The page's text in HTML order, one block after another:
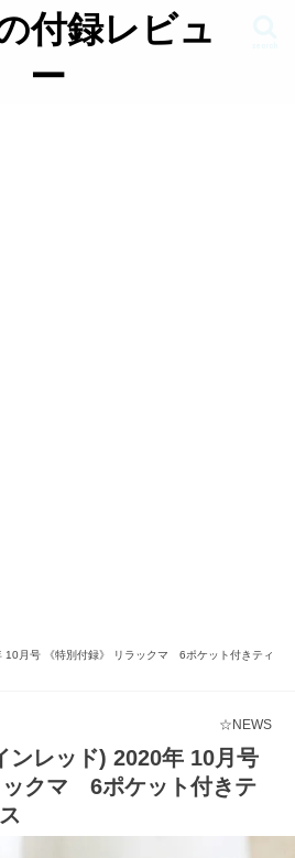
付録レビュ
ー
10月号 《特別付録》 リラックマ 6ポケット付きティ
☆NEWS
ンレッド) 2020年 10月号
ックマ 6ポケット付きテ